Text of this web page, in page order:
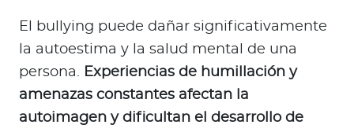
El bullying puede dañar significativamente
la autoestima y la salud mental de una
persona. Experiencias de humillación y
amenazas constantes afectan la
autoimagen y dificultan el desarrollo de